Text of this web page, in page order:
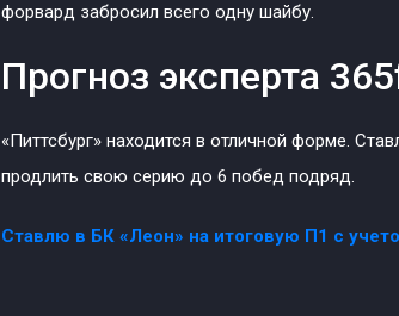
форвард забросил всего одну шайбу.
Прогноз эксперта
«Питтсбург» находится в отличной форме.
продлить свою серию до 6 побед подряд.
Ставлю в БК «Леон» на итоговую П1 с